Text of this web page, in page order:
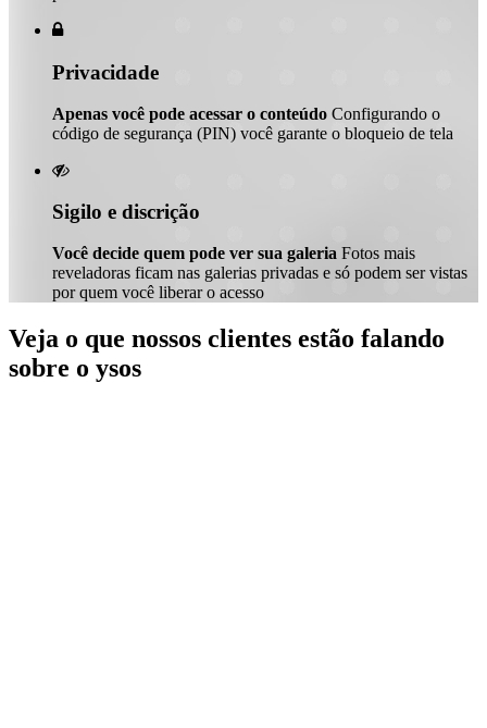

Privacidade
Apenas você pode acessar o conteúdo Configurando o
código de segurança (PIN) você garante o bloqueio de tela

Sigilo e discrição
Você decide quem pode ver sua galeria Fotos mais
reveladoras ficam nas galerias privadas e só podem ser vistas
por quem você liberar o acesso
Veja o que nossos clientes estão falando
sobre o ysos